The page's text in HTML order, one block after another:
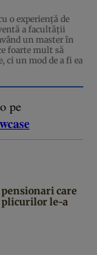
o experiență de
a facultății
un master în
foarte mult să
ci un mod de a fi ea
pe
care
plicurilor le-a